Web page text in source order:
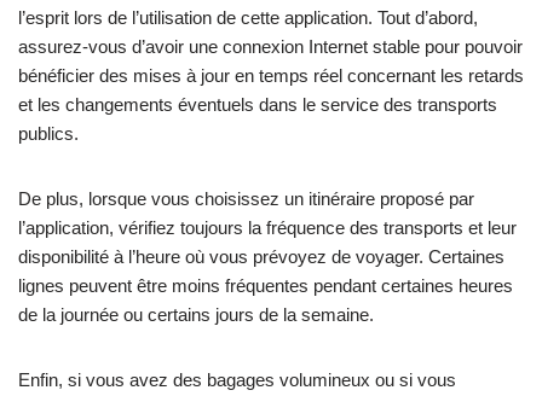
l’esprit lors de l’utilisation de cette application. Tout d’abord,
assurez-vous d’avoir une connexion Internet stable pour pouvoir
bénéficier des mises à jour en temps réel concernant les retards
et les changements éventuels dans le service des transports
publics.
De plus, lorsque vous choisissez un itinéraire proposé par
l’application, vérifiez toujours la fréquence des transports et leur
disponibilité à l’heure où vous prévoyez de voyager. Certaines
lignes peuvent être moins fréquentes pendant certaines heures
de la journée ou certains jours de la semaine.
Enfin, si vous avez des bagages volumineux ou si vous